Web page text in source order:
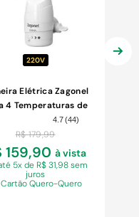
220V
Elétrica Zagonel
4 Temperaturas de
Branca 5500W
220V
4.7(44)
R$ 179,99
159,90 à vista
5x de R$ 31,98 sem
juros
Quero-Quero